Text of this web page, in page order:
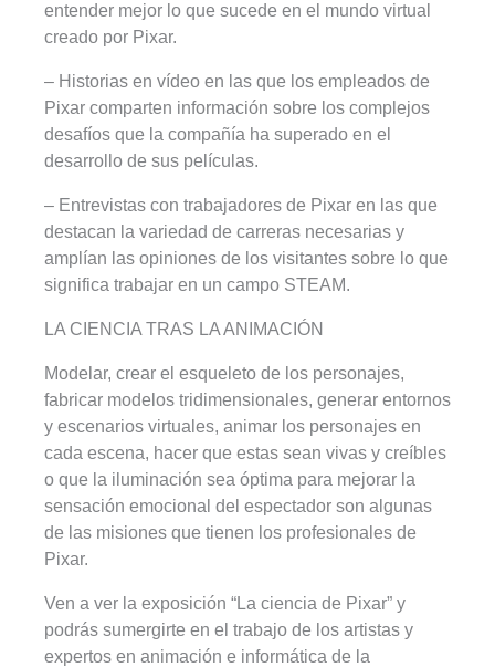
entender mejor lo que sucede en el mundo virtual
creado por Pixar.
– Historias en vídeo en las que los empleados de
Pixar comparten información sobre los complejos
desafíos que la compañía ha superado en el
desarrollo de sus películas.
– Entrevistas con trabajadores de Pixar en las que
destacan la variedad de carreras necesarias y
amplían las opiniones de los visitantes sobre lo que
significa trabajar en un campo STEAM.
LA CIENCIA TRAS LA ANIMACIÓN
Modelar, crear el esqueleto de los personajes,
fabricar modelos tridimensionales, generar entornos
y escenarios virtuales, animar los personajes en
cada escena, hacer que estas sean vivas y creíbles
o que la iluminación sea óptima para mejorar la
sensación emocional del espectador son algunas
de las misiones que tienen los profesionales de
Pixar.
Ven a ver la exposición “La ciencia de Pixar” y
podrás sumergirte en el trabajo de los artistas y
expertos en animación e informática de la